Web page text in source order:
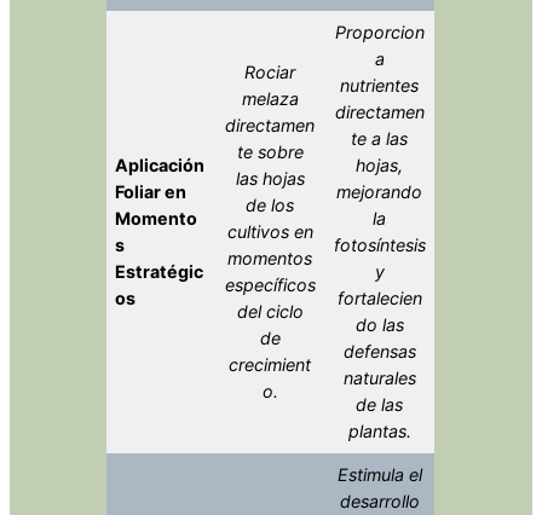
Aplicación
Foliar en
Momento
s
Estratégic
os
Rociar
melaza
directamen
te sobre
las hojas
de los
cultivos en
momentos
específicos
del ciclo
de
crecimient
o.
Proporcion
a
nutrientes
directamen
te a las
hojas,
mejorando
la
fotosíntesis
y
fortalecien
do las
defensas
naturales
de las
plantas.
Estimula el
desarrollo